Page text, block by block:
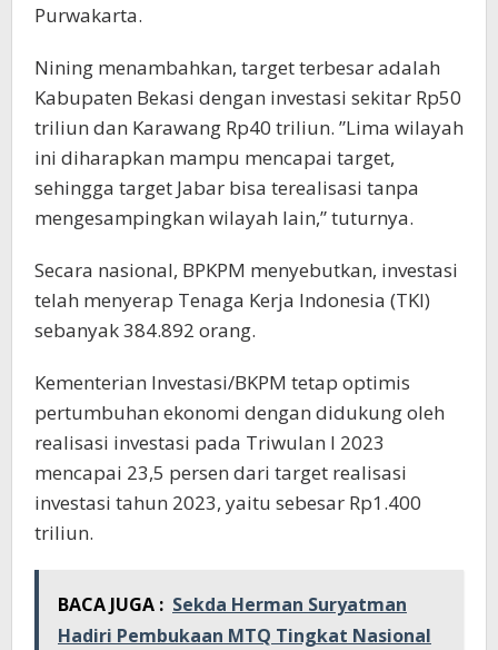
Purwakarta.
Nining menambahkan, target terbesar adalah
Kabupaten Bekasi dengan investasi sekitar Rp50
triliun dan Karawang Rp40 triliun. ”Lima wilayah
ini diharapkan mampu mencapai target,
sehingga target Jabar bisa terealisasi tanpa
mengesampingkan wilayah lain,” tuturnya.
Secara nasional, BPKPM menyebutkan, investasi
telah menyerap Tenaga Kerja Indonesia (TKI)
sebanyak 384.892 orang.
Kementerian Investasi/BKPM tetap optimis
pertumbuhan ekonomi dengan didukung oleh
realisasi investasi pada Triwulan I 2023
mencapai 23,5 persen dari target realisasi
investasi tahun 2023, yaitu sebesar Rp1.400
triliun.
BACA JUGA : Sekda Herman Suryatman
Hadiri Pembukaan MTQ Tingkat Nasional